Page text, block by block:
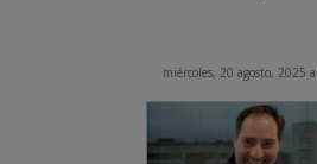
miércoles, 20 agosto, 2025